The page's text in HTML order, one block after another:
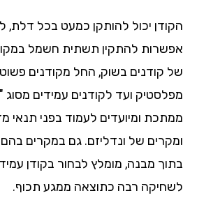
יכול להותקן כמעט בכל דלת,
להתקין תשתית חשמל במקום.
קודנים בשוק, החל מקודנים פשוטים
ועד לקודנים עמידים מסוג
ומיועדים לעמוד בפני תנאי מזג
של ונדליזם. גם במקרים בהם
מבנה, מומלץ לבחור בקודן עמיד,
רבה כתוצאה ממגע תכוף.